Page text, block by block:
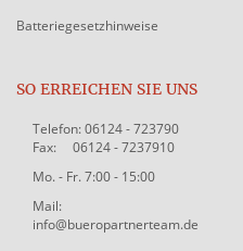
Batteriegesetzhinweise
SO ERREICHEN SIE UNS
Telefon: 06124 - 723790
Fax: 06124 - 7237910
Mo. - Fr. 7:00 - 15:00
Mail:
info@bueropartnerteam.de